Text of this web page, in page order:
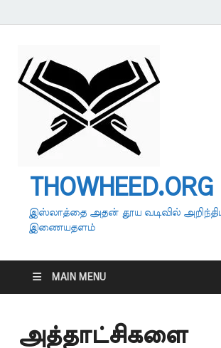
THOWHEED.ORG
இஸ்லாத்தை அதன் தூய வடிவில்
இணையதளம்
MAIN MENU
அத்தாட்சிகளை